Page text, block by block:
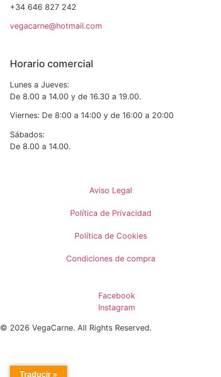
+34 646 827 242
vegacarne@hotmail.com
Horario comercial
Lunes a Jueves:
De 8.00 a 14.00 y de 16.30 a 19.00.
Viernes: De 8:00 a 14:00 y de 16:00 a 20:00
Sábados:
De 8.00 a 14.00.
Aviso Legal
Política de Privacidad
Política de Cookies
Condiciones de compra
Facebook
Instagram
© 2026 VegaCarne. All Rights Reserved.
Traducir »